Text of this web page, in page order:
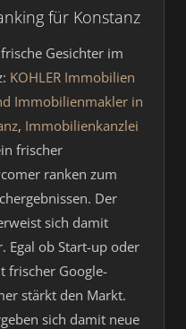
für Konstanz
Gesichter im
KOHLER Immobilien
Immobilienmakler in
, Immobilienkanzlei
frischer
ranken zum
Der
sich damit
Egal ob Start-up oder
frischer Google-
stärkt den Markt.
sich damit neue